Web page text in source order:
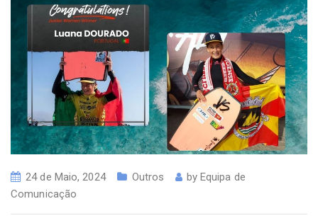
24 de Maio, 2024 Outros by Equipa de
Comunicação